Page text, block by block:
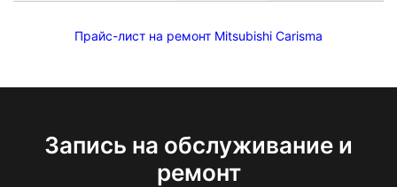
Прайс-лист на ремонт Mitsubishi Carisma
Запись на обслуживание и
ремонт